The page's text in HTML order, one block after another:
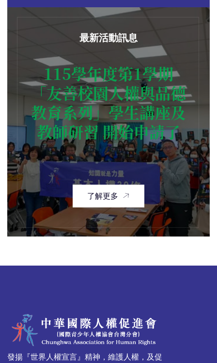
最新活動訊息
115學年度第1學期
「友善校園人權與品德
教育系列」學生講座及
教師研習 開始申請了
了解更多
發揚『世界人權宣言』精神，維護人權，及促